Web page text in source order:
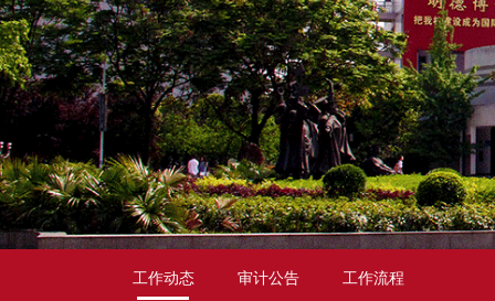
工作动态 审计公告 工作流程